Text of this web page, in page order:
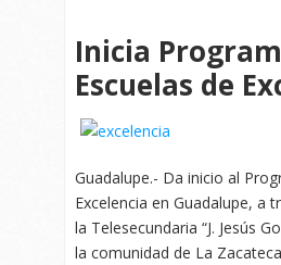
Inicia
Escuelas de
Guadalupe.- Da inicio al
Excelencia en Guadalupe, a
la Telesecundaria “J. Jesús
la comunidad de La